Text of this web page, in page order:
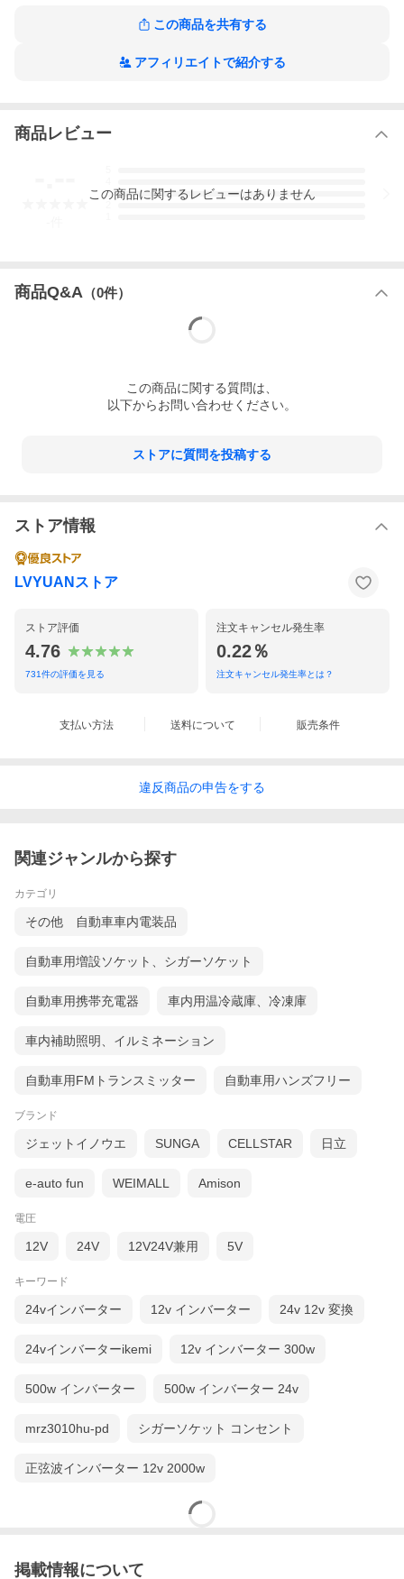
この商品を共有する
アフィリエイトで紹介する
商品レビュー
3
この商品に関するレビューはありません
商品Q&A （0件）
この商品に関する質問は、
以下からお問い合わせください。
ストアに質問を投稿する
ストア情報
LVYUANストア
ストア評価
4.76
731件の評価を見る
注文キャンセル発生率
0.22％
注文キャンセル発生率とは？
支払い方法 送料について 販売条件
違反商品の申告をする
関連ジャンルから探す
カテゴリ
その他 自動車車内電装品
自動車用増設ソケット、シガーソケット
自動車用携帯充電器 車内用温冷蔵庫、冷凍庫
車内補助照明、イルミネーション
自動車用FMトランスミッター 自動車用ハンズフリー
ブランド
ジェットイノウエ SUNGA CELLSTAR 日立
e-auto fun WEIMALL Amison
電圧
12V 24V 12V24V兼用 5V
キーワード
24vインバーター 12v インバーター 24v 12v 変換
24vインバーターikemi 12v インバーター 300w
500w インバーター 500w インバーター 24v
mrz3010hu-pd シガーソケット コンセント
正弦波インバーター 12v 2000w
掲載情報について